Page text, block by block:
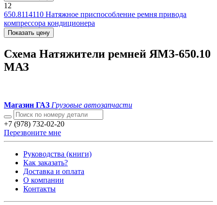
12
650.8114110 Натяжное приспособление ремня привода
компрессора кондиционера
Показать цену
Схема Натяжители ремней ЯМЗ-650.10
МАЗ
Магазин ГАЗ Грузовые автозапчасти
+7 (978) 732-02-20
Перезвоните мне
Руководства (книги)
Как заказать?
Доставка и оплата
О компании
Контакты